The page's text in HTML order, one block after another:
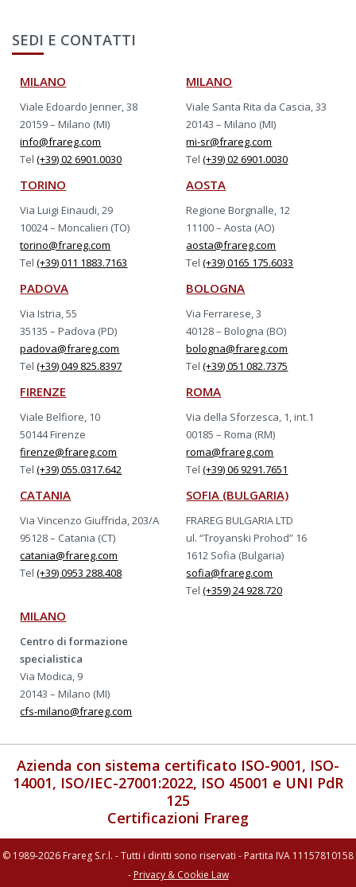
SEDI E CONTATTI
MILANO
Viale Edoardo Jenner, 38
20159 – Milano (MI)
info@frareg.com
Tel(+39) 02 6901.0030
MILANO
Viale Santa Rita da Cascia, 33
20143 – Milano (MI)
mi-sr@frareg.com
Tel(+39) 02 6901.0030
TORINO
Via Luigi Einaudi, 29
10024 – Moncalieri (TO)
torino@frareg.com
Tel(+39) 011 1883.7163
AOSTA
Regione Borgnalle, 12
11100 – Aosta (AO)
aosta@frareg.com
Tel(+39) 0165 175.6033
PADOVA
Via Istria, 55
35135 – Padova (PD)
padova@frareg.com
Tel(+39) 049 825.8397
BOLOGNA
Via Ferrarese, 3
40128 – Bologna (BO)
bologna@frareg.com
Tel(+39) 051 082.7375
FIRENZE
Viale Belfiore, 10
50144 Firenze
firenze@frareg.com
Tel(+39) 055.0317.642
ROMA
Via della Sforzesca, 1, int.1
00185 – Roma (RM)
roma@frareg.com
Tel(+39) 06 9291.7651
CATANIA
Via Vincenzo Giuffrida, 203/A
95128 – Catania (CT)
catania@frareg.com
Tel(+39) 0953 288.408
SOFIA (BULGARIA)
FRAREG BULGARIA LTD
ul. “Troyanski Prohod” 16
1612 Sofia (Bulgaria)
sofia@frareg.com
Tel(+359) 24 928.720
MILANO
Centro di formazione
specialistica
Via Modica, 9
20143 – Milano (MI)
cfs-milano@frareg.com
Azienda con sistema certificato ISO-9001, ISO-
14001, ISO/IEC-27001:2022, ISO 45001 e UNI PdR
125
Certificazioni Frareg
© 1989-2026 Frareg S.r.l. - Tutti i diritti sono riservati - Partita IVA 11157810158
- Privacy & Cookie Law